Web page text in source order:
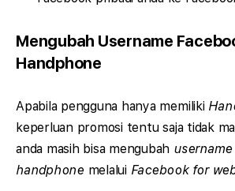
Mengubah Username
Handphone
Apabila pengguna hanya memiliki
keperluan promosi tentu saja tidak
anda masih bisa mengubah
handphone melaluiFacebook for